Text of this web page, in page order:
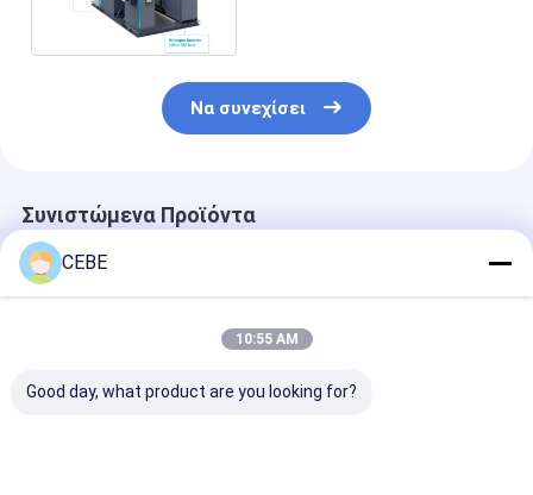
Να συνεχίσει
Συνιστώμενα Προϊόντα
CEBE
10:55 AM
Good day, what product are you looking for?